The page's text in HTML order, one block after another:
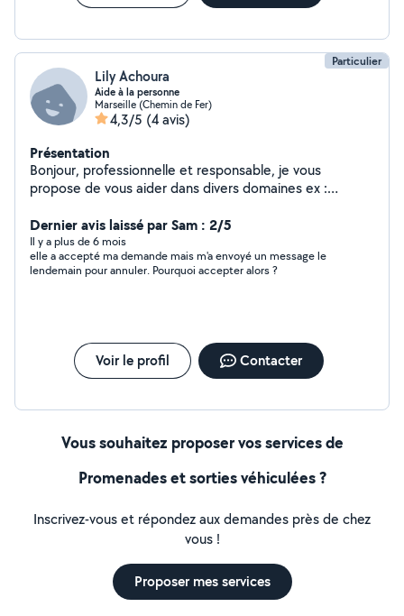
Particulier
Lily Achoura
Aide à la personne
Marseille (Chemin de Fer)
4,3/5 (4 avis)
Présentation
Bonjour, professionnelle et responsable, je vous
propose de vous aider dans divers domaines ex :
accompagnement RDV médicaux, préparation repas et
ménage.
Dernier avis laissé par Sam : 2/5
Il y a plus de 6 mois
elle a accepté ma demande mais m'a envoyé un message le
lendemain pour annuler. Pourquoi accepter alors ?
Voir le profil Contacter
Vous souhaitez proposer vos services de
Promenades et sorties véhiculées ?
Inscrivez-vous et répondez aux demandes près de chez
vous !
Proposer mes services